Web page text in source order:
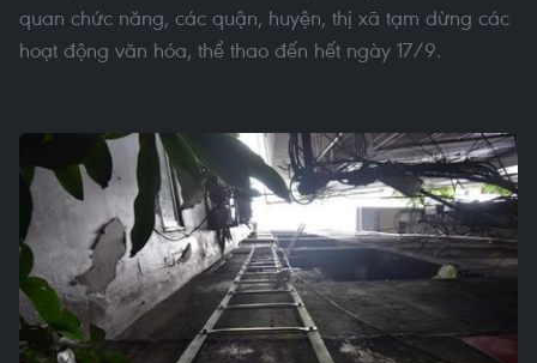
quan chức năng, các quận, huyện, thị xã tạm dừng các
hoạt động văn hóa, thể thao đến hết ngày 17/9.